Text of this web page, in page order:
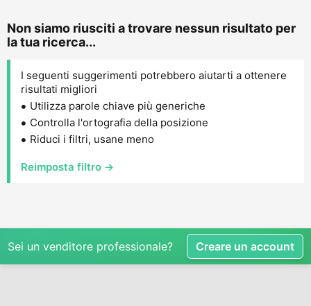
Non siamo riusciti a trovare nessun risultato per
la tua ricerca...
I seguenti suggerimenti potrebbero aiutarti a ottenere
risultati migliori
Utilizza parole chiave più generiche
Controlla l'ortografia della posizione
Riduci i filtri, usane meno
Reimposta filtro →
Sei un venditore professionale? Creare un account